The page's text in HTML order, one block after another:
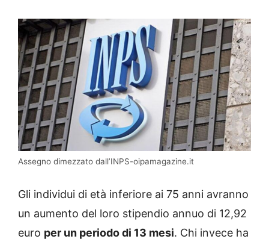
Assegno dimezzato dall’INPS-oipamagazine.it
Gli individui di età inferiore ai 75 anni avranno
un aumento del loro stipendio annuo di 12,92
euro per un periodo di 13 mesi. Chi invece ha